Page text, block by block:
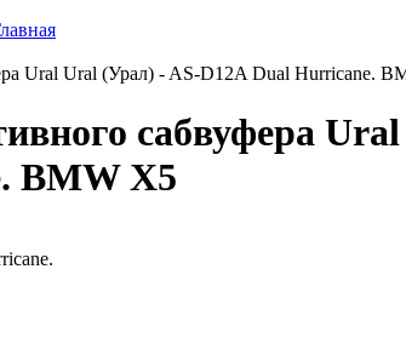
Ural Ural (Урал) - AS-D12A Dual Hurricane.
сабвуфера
BMW X5